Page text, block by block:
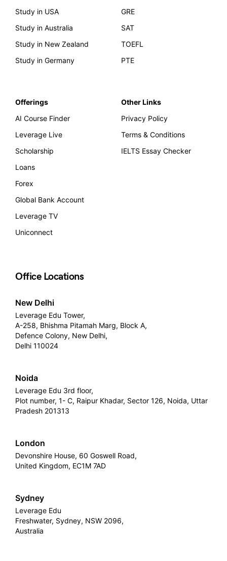
Study in USA
Study in Australia
Study in New Zealand
Study in Germany
GRE
SAT
TOEFL
PTE
Offerings
AI Course Finder
Leverage Live
Scholarship
Loans
Forex
Global Bank Account
Leverage TV
Uniconnect
Other Links
Privacy Policy
Terms & Conditions
IELTS Essay Checker
Office Locations
New Delhi
Leverage Edu Tower,
A-258, Bhishma Pitamah Marg, Block A,
Defence Colony, New Delhi,
Delhi 110024
Noida
Leverage Edu 3rd floor,
Plot number, 1- C, Raipur Khadar, Sector 126, Noida, Uttar
Pradesh 201313
London
Devonshire House, 60 Goswell Road,
United Kingdom, EC1M 7AD
Sydney
Leverage Edu
Freshwater, Sydney, NSW 2096,
Australia